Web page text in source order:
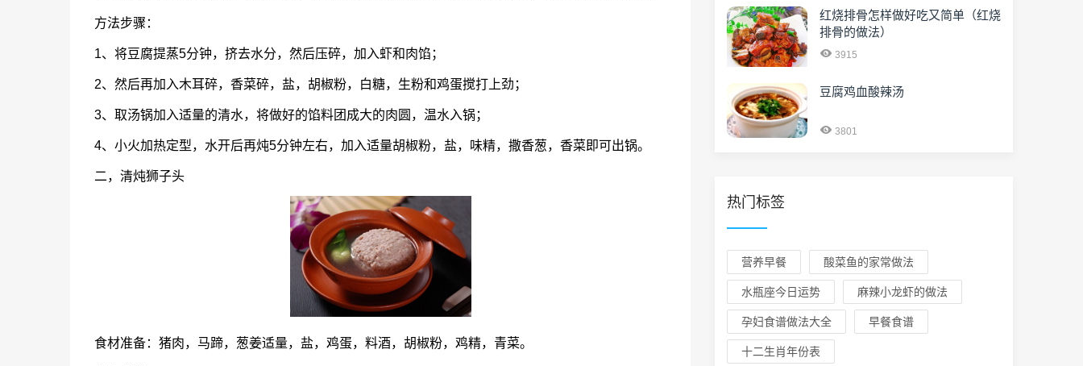
方法步骤：
1、将豆腐提蒸5分钟，挤去水分，然后压碎，加入虾和肉馅；
2、然后再加入木耳碎，香菜碎，盐，胡椒粉，白糖，生粉和鸡蛋搅打上劲；
3、取汤锅加入适量的清水，将做好的馅料团成大的肉圆，温水入锅；
4、小火加热定型，水开后再炖5分钟左右，加入适量胡椒粉，盐，味精，撒香葱，香菜即可出锅。
二，清炖狮子头
食材准备：猪肉，马蹄，葱姜适量，盐，鸡蛋，料酒，胡椒粉，鸡精，青菜。
红烧排骨怎样做好吃又简单（红烧
排骨的做法）
3915
豆腐鸡血酸辣汤
3801
热门标签
营养早餐 酸菜鱼的家常做法
水瓶座今日运势 麻辣小龙虾的做法
孕妇食谱做法大全 早餐食谱
十二生肖年份表